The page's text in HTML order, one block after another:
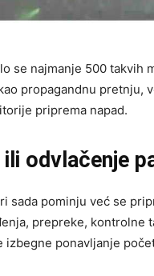
se najmanje 500 takvih
propagandnu pretnju,
priprema napad.
odvlačenje
sada pominju već se
prepreke, kontrolne
izbegne ponavljanje